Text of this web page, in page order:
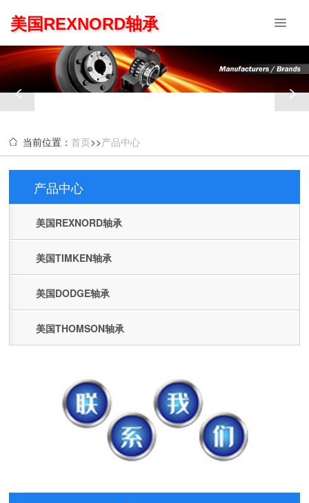
美国REXNORD轴承
当前位置：首页>>产品中心
产品中心
Products
美国REXNORD轴承
美国TIMKEN轴承
美国DODGE轴承
美国THOMSON轴承